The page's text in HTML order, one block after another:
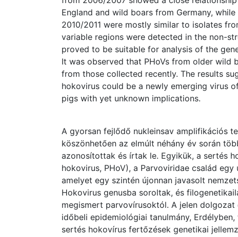
England and wild boars from Germany, while
2010/2011 were mostly similar to isolates
variable regions were detected in the non-
proved to be suitable for analysis of the
It was observed that PHoVs from older wild
from those collected recently. The results
hokovirus could be a newly emerging virus
pigs with yet unknown implications.
A gyorsan fejlődő nukleinsav amplifikációs
köszönhetően az elmúlt néhány év során
azonosítottak és írtak le. Egyikük, a sertés
hokovirus, PHoV), a Parvoviridae család
amelyet egy szintén újonnan javasolt
Hokovirus genusba soroltak, és
megismert parvovírusoktól. A jelen
időbeli epidemiológiai tanulmány,
sertés hokovírus fertőzések genetikai